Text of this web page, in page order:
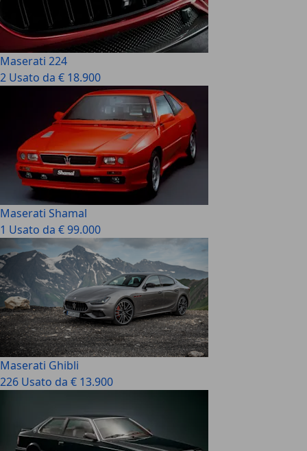
Maserati 224
2 Usato da € 18.900
Maserati Shamal
1 Usato da € 99.000
Maserati Ghibli
226 Usato da € 13.900